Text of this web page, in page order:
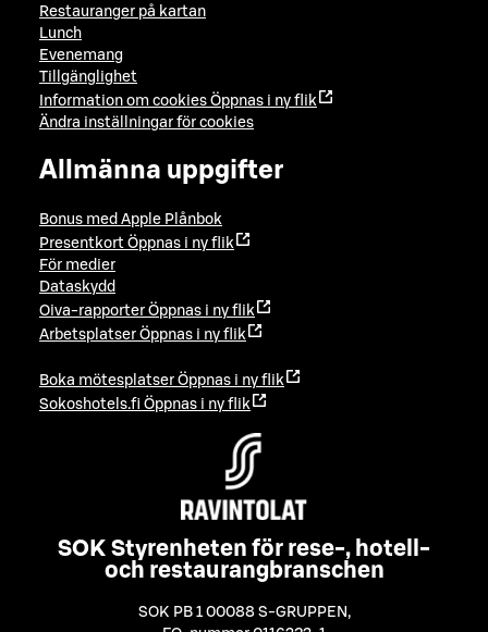
Restauranger på kartan
Lunch
Evenemang
Tillgänglighet
Information om cookies Öppnas i ny flik
Ändra inställningar för cookies
Allmänna uppgifter
Bonus med Apple Plånbok
Presentkort Öppnas i ny flik
För medier
Dataskydd
Oiva-rapporter Öppnas i ny flik
Arbetsplatser Öppnas i ny flik
Boka mötesplatser Öppnas i ny flik
Sokoshotels.fi Öppnas i ny flik
SOK Styrenheten för rese-, hotell-
och restaurangbranschen
SOK PB 1 00088 S-GRUPPEN ,